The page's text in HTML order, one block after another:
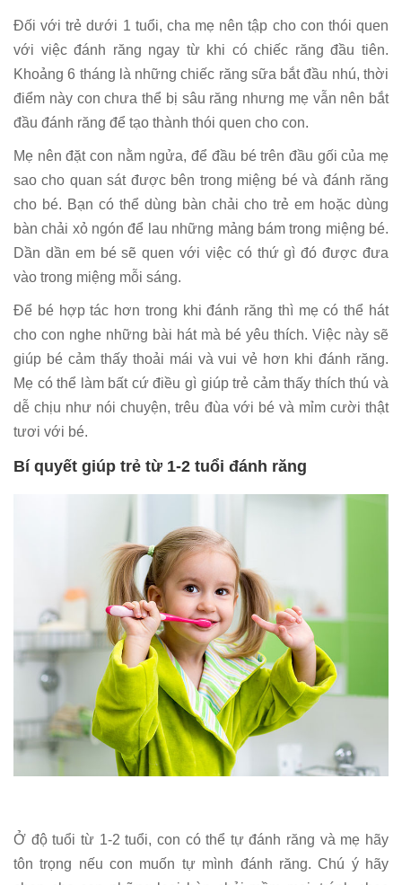
Đối với trẻ dưới 1 tuổi, cha mẹ nên tập cho con thói quen
với việc đánh răng ngay từ khi có chiếc răng đầu tiên.
Khoảng 6 tháng là những chiếc răng sữa bắt đầu nhú, thời
điểm này con chưa thể bị sâu răng nhưng mẹ vẫn nên bắt
đầu đánh răng để tạo thành thói quen cho con.
Mẹ nên đặt con nằm ngửa, để đầu bé trên đầu gối của mẹ
sao cho quan sát được bên trong miệng bé và đánh răng
cho bé. Bạn có thể dùng bàn chải cho trẻ em hoặc dùng
bàn chải xỏ ngón để lau những mảng bám trong miệng bé.
Dần dần em bé sẽ quen với việc có thứ gì đó được đưa
vào trong miệng mỗi sáng.
Để bé hợp tác hơn trong khi đánh răng thì mẹ có thể hát
cho con nghe những bài hát mà bé yêu thích. Việc này sẽ
giúp bé cảm thấy thoải mái và vui vẻ hơn khi đánh răng.
Mẹ có thể làm bất cứ điều gì giúp trẻ cảm thấy thích thú và
dễ chịu như nói chuyện, trêu đùa với bé và mỉm cười thật
tươi với bé.
Bí quyết giúp trẻ từ 1-2 tuổi đánh răng
Ở độ tuổi từ 1-2 tuổi, con có thể tự đánh răng và mẹ hãy
tôn trọng nếu con muốn tự mình đánh răng. Chú ý hãy